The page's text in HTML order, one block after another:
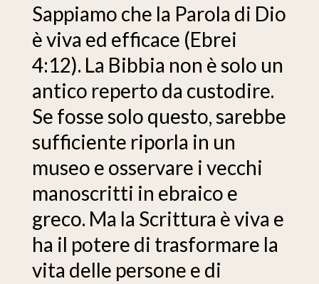
Sappiamo che la Parola di Dio
è viva ed efficace (Ebrei
4:12). La Bibbia non è solo un
antico reperto da custodire.
Se fosse solo questo, sarebbe
sufficiente riporla in un
museo e osservare i vecchi
manoscritti in ebraico e
greco. Ma la Scrittura è viva e
ha il potere di trasformare la
vita delle persone e di